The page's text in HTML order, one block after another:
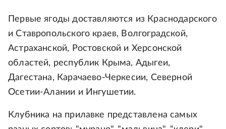
Первые ягоды доставляются из Краснодарского
и Ставропольского краев, Волгоградской,
Астраханской, Ростовской и Херсонской
областей, республик Крыма, Адыгеи,
Дагестана, Карачаево-Черкесии, Северной
Осетии-Алании и Ингушетии.
Клубника на прилавке представлена самых